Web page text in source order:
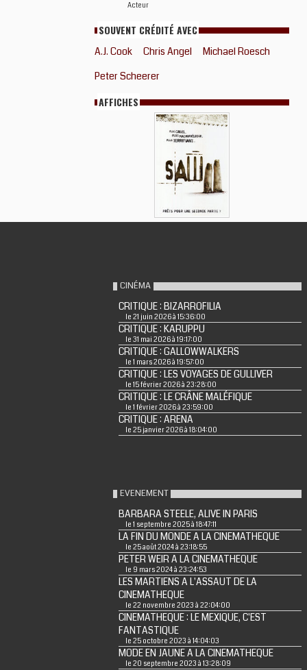
Acteur
SOUVENT CRÉDITÉ AVEC
A.J. Cook Chris Angel
Michael Roesch
Peter Scheerer
AFFICHES
CINÉMA
CRITIQUE : BIZARROFILIA
le 21 juin 2026 à 15:36:00
CRITIQUE : KARUPPU
le 31 mai 2026 à 19:17:00
CRITIQUE : GALLOWWALKERS
le 1 mars 2026 à 19:57:00
CRITIQUE : LES VOYAGES DE GULLIVER
le 15 février 2026 à 23:28:00
CRITIQUE : LE CRÂNE MALÉFIQUE
le 1 février 2026 à 23:59:00
CRITIQUE : ARENA
le 25 janvier 2026 à 18:04:00
EVENEMENT
BARBARA STEELE, ALIVE IN PARIS
le 1 septembre 2025 à 18:47:11
LA FIN DU MONDE A LA CINEMATHEQUE
le 25 août 2024 à 23:18:55
PETER WEIR A LA CINEMATHEQUE
le 9 mars 2024 à 23:24:53
LES MARTIENS A L'ASSAUT DE LA
CINEMATHEQUE
le 22 novembre 2023 à 22:04:00
CINEMATHEQUE : LE MEXIQUE, C'EST
FANTASTIQUE
le 25 octobre 2023 à 14:04:03
MODE EN JAUNE A LA CINEMATHEQUE
le 20 septembre 2023 à 13:28:09